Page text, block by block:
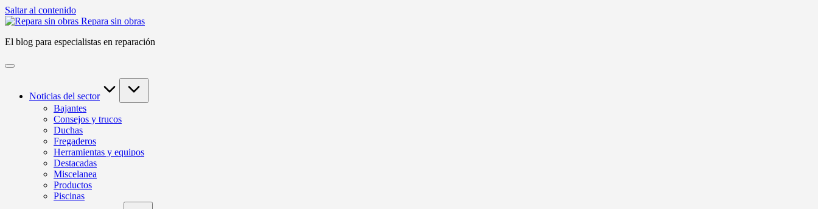
Saltar al contenido
Repara sin obras
El blog para especialistas en reparación
Noticias del sector
Bajantes
Consejos y trucos
Duchas
Fregaderos
Herramientas y equipos
Destacadas
Miscelanea
Productos
Piscinas